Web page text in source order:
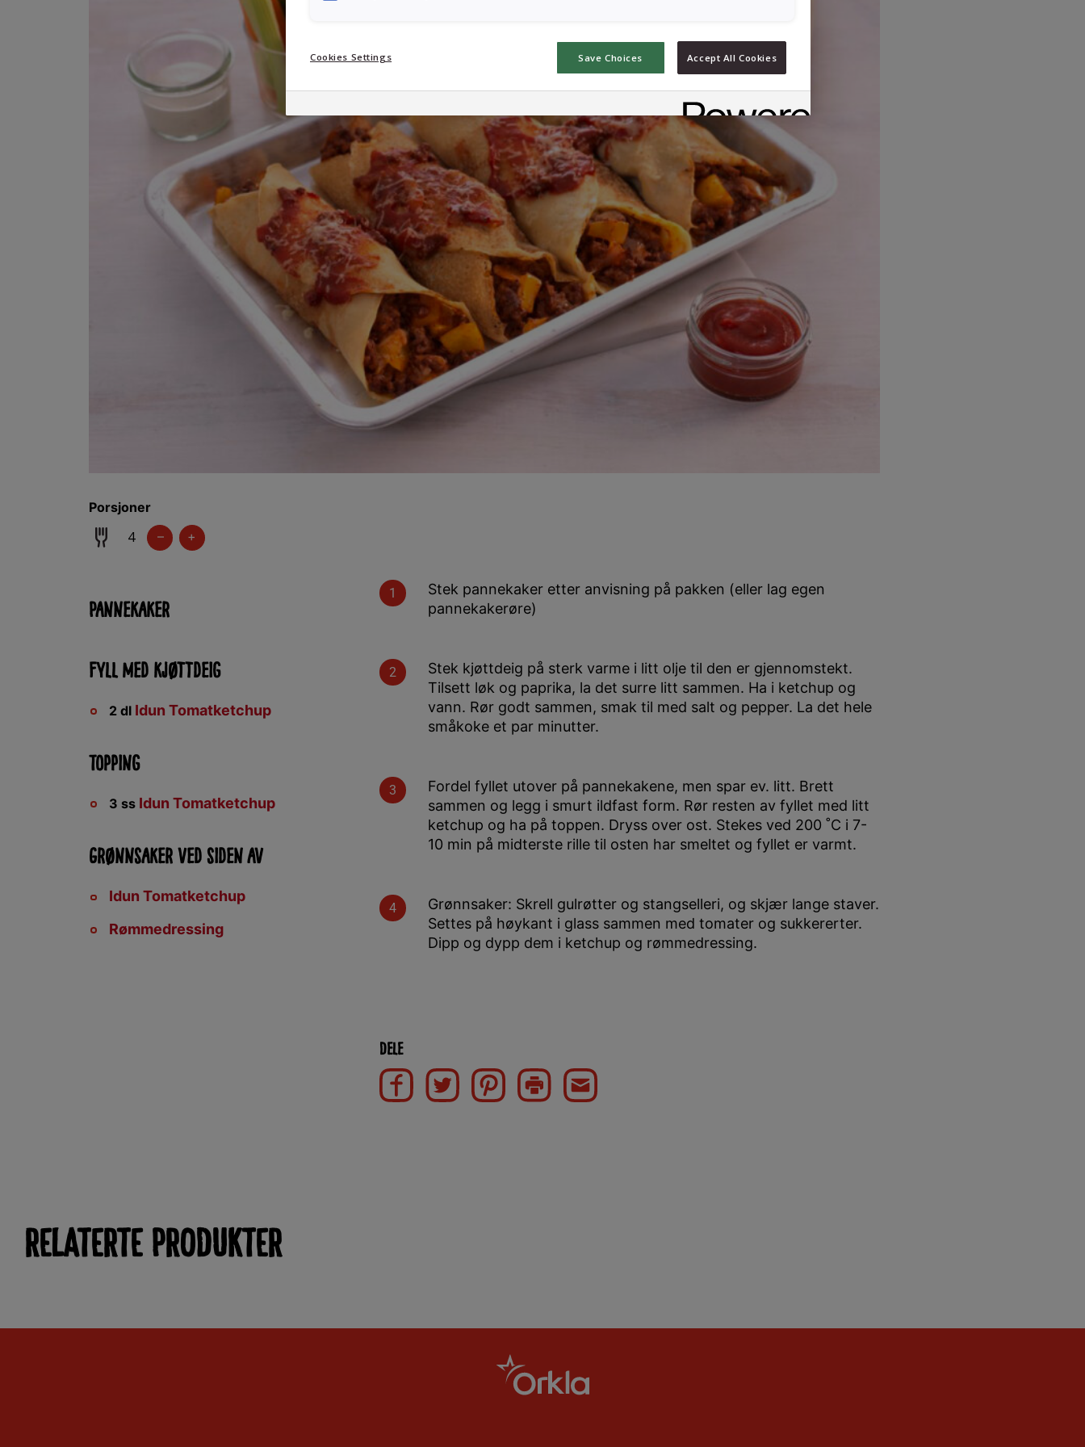
Porsjoner
–
+
Pannekaker
Fyll med kjøttdeig
2 dl Idun Tomatketchup
Topping
3 ss Idun Tomatketchup
Grønnsaker ved siden av
Idun Tomatketchup
Rømmedressing
Stek pannekaker etter anvisning på pakken (eller lag egen
pannekakerøre)
Stek kjøttdeig på sterk varme i litt olje til den er gjennomstekt.
Tilsett løk og paprika, la det surre litt sammen. Ha i ketchup og
vann. Rør godt sammen, smak til med salt og pepper. La det hele
småkoke et par minutter.
Fordel fyllet utover på pannekakene, men spar ev. litt. Brett
sammen og legg i smurt ildfast form. Rør resten av fyllet med litt
ketchup og ha på toppen. Dryss over ost. Stekes ved 200 ˚C i 7-
10 min på midterste rille til osten har smeltet og fyllet er varmt.
Grønnsaker: Skrell gulrøtter og stangselleri, og skjær lange staver.
Settes på høykant i glass sammen med tomater og sukkererter.
Dipp og dypp dem i ketchup og rømmedressing.
Dele
RELATERTE PRODUKTER
Cookies Settings Save Choices Accept All Cookies